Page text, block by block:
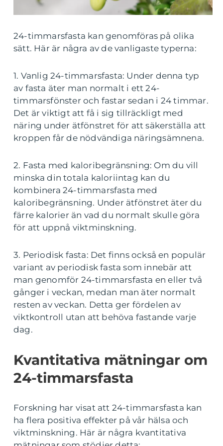
24-timmarsfasta kan genomföras på olika
sätt. Här är några av de vanligaste typerna:
1. Vanlig 24-timmarsfasta: Under denna typ
av fasta äter man normalt i ett 24-
timmarsfönster och fastar sedan i 24 timmar.
Det är viktigt att få i sig tillräckligt med
näring under ätfönstret för att säkerställa att
kroppen får de nödvändiga näringsämnena.
2. Fasta med kaloribegränsning: Om du vill
minska din totala kaloriintag kan du
kombinera 24-timmarsfasta med
kaloribegränsning. Under ätfönstret äter du
färre kalorier än vad du normalt skulle göra
för att uppnå viktminskning.
3. Periodisk fasta: Det finns också en populär
variant av periodisk fasta som innebär att
man genomför 24-timmarsfasta en eller två
gånger i veckan, medan man äter normalt
resten av veckan. Detta ger fördelen av
viktkontroll utan att behöva fastande varje
dag.
Kvantitativa mätningar om
24-timmarsfasta
Forskning har visat att 24-timmarsfasta kan
ha flera positiva effekter på vår hälsa och
viktminskning. Här är några kvantitativa